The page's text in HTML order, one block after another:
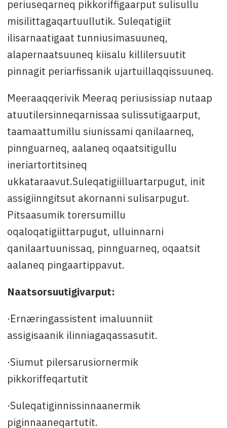
periuseqarneq pikkoriffigaarput sulisullu
misilittagaqartuullutik. Suleqatigiit
ilisarnaatigaat tunniusimasuuneq,
alapernaatsuuneq kiisalu killilersuutit
pinnagit periarfissanik ujartuillaqqissuuneq.
Meeraaqqerivik Meeraq periusissiap nutaap
atuutilersinneqarnissaa sulissutigaarput,
taamaattumillu siunissami qanilaarneq,
pinnguarneq, aalaneq oqaatsitigullu
ineriartortitsineq
ukkataraavut.Suleqatigiilluartarpugut, init
assigiinngitsut akornanni sulisarpugut.
Pitsaasumik torersumillu
oqaloqatigiittarpugut, ulluinnarni
qanilaartuunissaq, pinnguarneq, oqaatsit
aalaneq pingaartippavut.
Naatsorsuutigivarput:
·Ernæringassistent imaluunniit
assigisaanik ilinniagaqassasutit.
·Siumut pilersarusiornermik
pikkoriffeqartutit
·Suleqatiginnissinnaanermik
piginnaaneqartutit.